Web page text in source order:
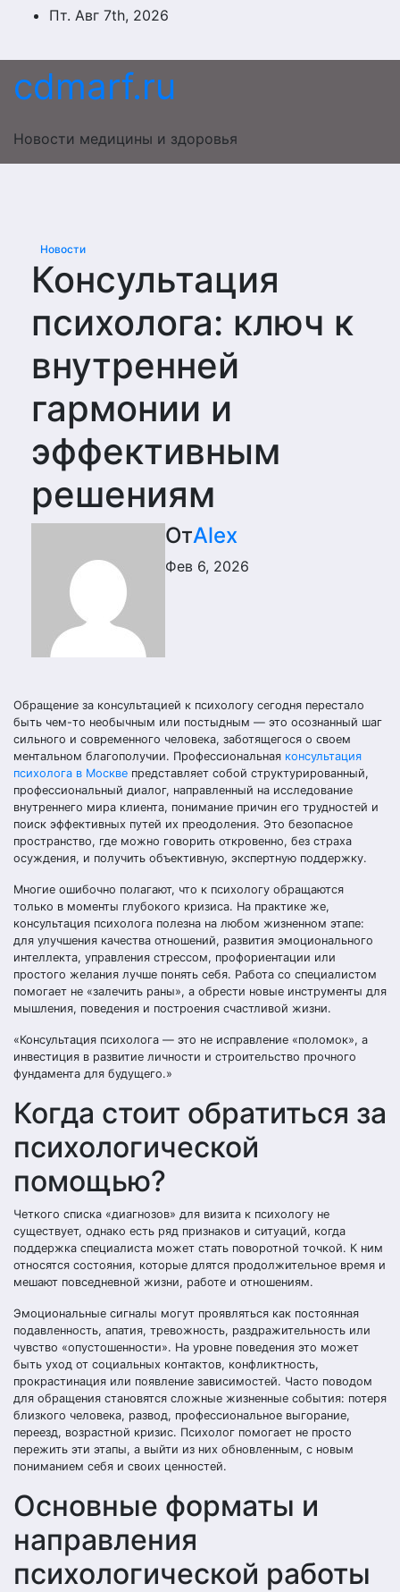
ПерейтиПт. Авг 7th, 2026
cdmarf.ru
Новости медицины и здоровья
Новости
Консультация
психолога: ключ к
внутренней
гармонии и
эффективным
решениям
ОтAlex
Фев 6, 2026
Обращение за консультацией к психологу сегодня перестало
быть чем-то необычным или постыдным — это осознанный шаг
сильного и современного человека, заботящегося о своем
ментальном благополучии. Профессиональная консультация
психолога в Москве представляет собой структурированный,
профессиональный диалог, направленный на исследование
внутреннего мира клиента, понимание причин его трудностей и
поиск эффективных путей их преодоления. Это безопасное
пространство, где можно говорить откровенно, без страха
осуждения, и получить объективную, экспертную поддержку.
Многие ошибочно полагают, что к психологу обращаются
только в моменты глубокого кризиса. На практике же,
консультация психолога полезна на любом жизненном этапе:
для улучшения качества отношений, развития эмоционального
интеллекта, управления стрессом, профориентации или
простого желания лучше понять себя. Работа со специалистом
помогает не «залечить раны», а обрести новые инструменты для
мышления, поведения и построения счастливой жизни.
«Консультация психолога — это не исправление «поломок», а
инвестиция в развитие личности и строительство прочного
фундамента для будущего.»
Когда стоит обратиться за
психологической
помощью?
Четкого списка «диагнозов» для визита к психологу не
существует, однако есть ряд признаков и ситуаций, когда
поддержка специалиста может стать поворотной точкой. К ним
относятся состояния, которые длятся продолжительное время и
мешают повседневной жизни, работе и отношениям.
Эмоциональные сигналы могут проявляться как постоянная
подавленность, апатия, тревожность, раздражительность или
чувство «опустошенности». На уровне поведения это может
быть уход от социальных контактов, конфликтность,
прокрастинация или появление зависимостей. Часто поводом
для обращения становятся сложные жизненные события: потеря
близкого человека, развод, профессиональное выгорание,
переезд, возрастной кризис. Психолог помогает не просто
пережить эти этапы, а выйти из них обновленным, с новым
пониманием себя и своих ценностей.
Основные форматы и
направления
психологической работы